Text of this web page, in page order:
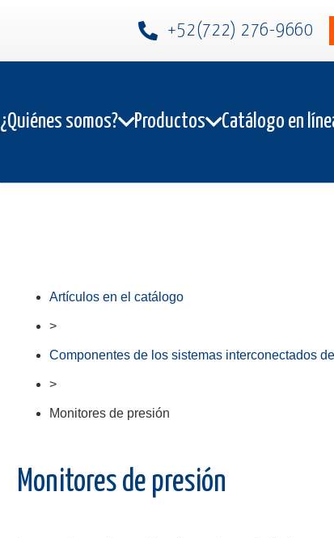
+52(722) 276-9660
¿Quiénes somos? Productos Catálogo en
Artículos en el catálogo
>
Componentes de los sistemas interconectados
>
Monitores de presión
Monitores de presión